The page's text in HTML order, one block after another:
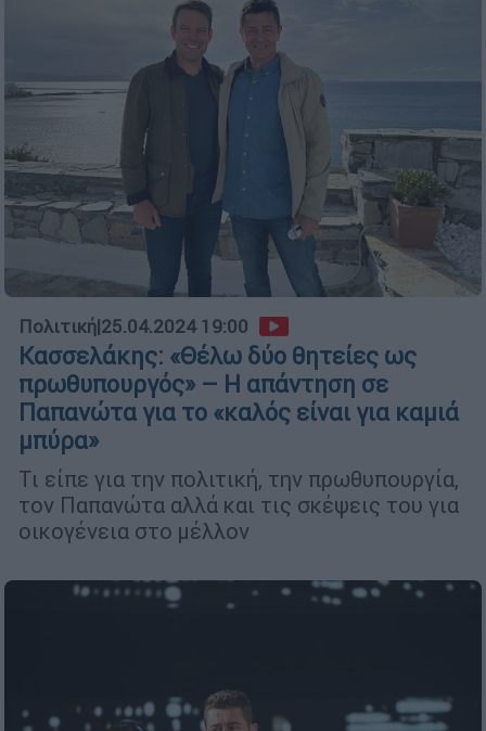
Πολιτική|25.04.2024 19:00
Κασσελάκης: «Θέλω δύο θητείες ως
πρωθυπουργός» – Η απάντηση σε
Παπανώτα για το «καλός είναι για καμιά
μπύρα»
Τι είπε για την πολιτική, την πρωθυπουργία,
τον Παπανώτα αλλά και τις σκέψεις του για
οικογένεια στο μέλλον